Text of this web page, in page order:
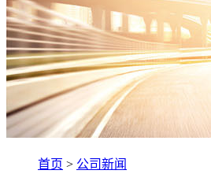
首页 > 公司新闻